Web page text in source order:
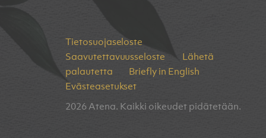
Tietosuojaseloste
Saavutettavuusseloste
Lähetä
palautetta
Briefly in English
Evästeasetukset
2026 Atena. Kaikki oikeudet pidätetään.